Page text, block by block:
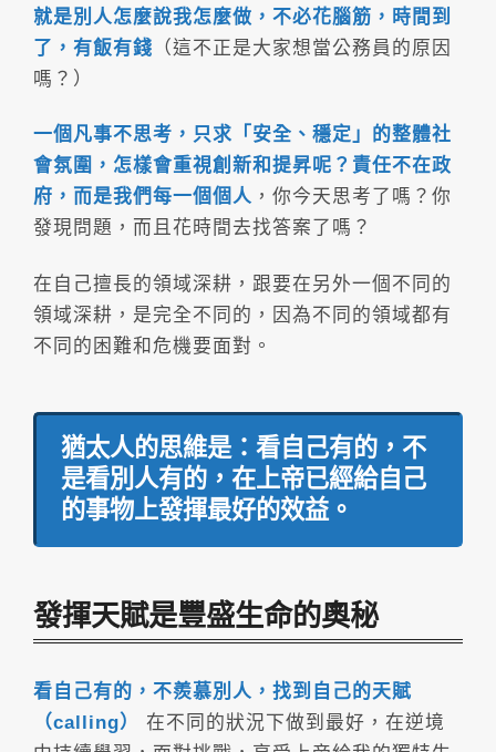
就是別人怎麼說我怎麼做，不必花腦筋，時間到
了，有飯有錢 （這不正是大家想當公務員的原因
嗎？）
一個凡事不思考，只求「安全、穩定」的整體社
會氛圍，怎樣會重視創新和提昇呢？責任不在政
府，而是我們每一個個人 ，你今天思考了嗎？你
發現問題，而且花時間去找答案了嗎？
在自己擅長的領域深耕，跟要在另外一個不同的
領域深耕，是完全不同的，因為不同的領域都有
不同的困難和危機要面對。
猶太人的思維是：看自己有的，不
是看別人有的，在上帝已經給自己
的事物上發揮最好的效益。
發揮天賦是豐盛生命的奧秘
看自己有的，不羨慕別人，找到自己的天賦
（calling）
在不同的狀況下做到最好，在逆境